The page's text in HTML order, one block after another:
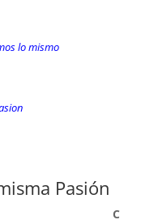
lo mismo
Pasión
C